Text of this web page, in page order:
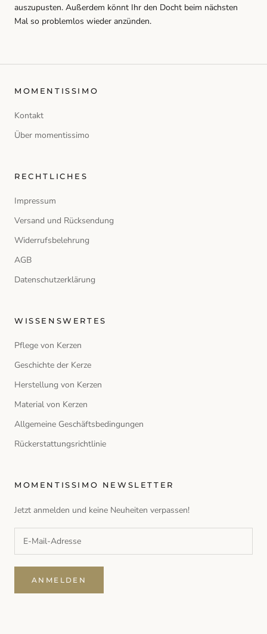
auszupusten. Außerdem könnt Ihr den Docht beim nächsten
Mal so problemlos wieder anzünden.
MOMENTISSIMO
Kontakt
Über momentissimo
RECHTLICHES
Impressum
Versand und Rücksendung
Widerrufsbelehrung
AGB
Datenschutzerklärung
WISSENSWERTES
Pflege von Kerzen
Geschichte der Kerze
Herstellung von Kerzen
Material von Kerzen
Allgemeine Geschäftsbedingungen
Rückerstattungsrichtlinie
MOMENTISSIMO NEWSLETTER
Jetzt anmelden und keine Neuheiten verpassen!
ANMELDEN